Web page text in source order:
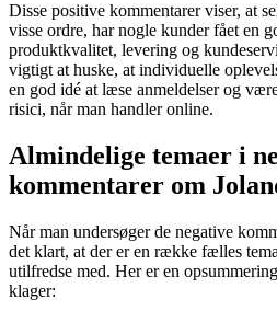
Disse positive kommentarer viser, at
visse ordre, har nogle kunder fået en
produktkvalitet, levering og
vigtigt at huske, at individuelle
en god idé at læse anmeldelser og
risici, når man handler online.
Almindelige temaer i
kommentarer om
Når man undersøger de negative
det klart, at der er en række fælles
utilfredse med. Her er en
klager: